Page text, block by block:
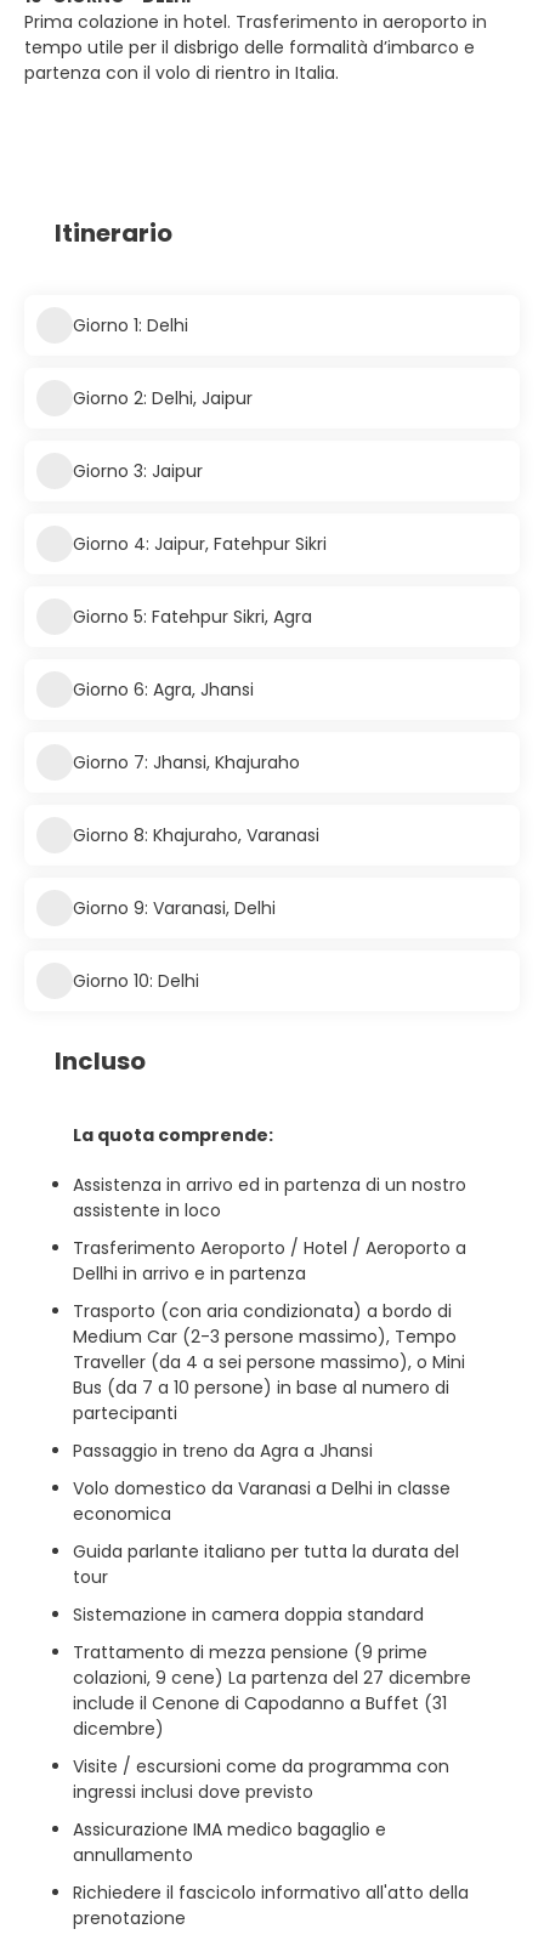
Prima colazione in hotel. Trasferimento in aeroporto in
tempo utile per il disbrigo delle formalità d’imbarco e
partenza con il volo di rientro in Italia.
Itinerario
Giorno 1: Delhi
Giorno 2: Delhi, Jaipur
Giorno 3: Jaipur
Giorno 4: Jaipur, Fatehpur Sikri
Giorno 5: Fatehpur Sikri, Agra
Giorno 6: Agra, Jhansi
Giorno 7: Jhansi, Khajuraho
Giorno 8: Khajuraho, Varanasi
Giorno 9: Varanasi, Delhi
Giorno 10: Delhi
Incluso
La quota comprende:
Assistenza in arrivo ed in partenza di un nostro
assistente in loco
Trasferimento Aeroporto / Hotel / Aeroporto a
Dellhi in arrivo e in partenza
Trasporto (con aria condizionata) a bordo di
Medium Car (2-3 persone massimo), Tempo
Traveller (da 4 a sei persone massimo), o Mini
Bus (da 7 a 10 persone) in base al numero di
partecipanti
Passaggio in treno da Agra a Jhansi
Volo domestico da Varanasi a Delhi in classe
economica
Guida parlante italiano per tutta la durata del
tour
Sistemazione in camera doppia standard
Trattamento di mezza pensione (9 prime
colazioni, 9 cene) La partenza del 27 dicembre
include il Cenone di Capodanno a Buffet (31
dicembre)
Visite / escursioni come da programma con
ingressi inclusi dove previsto
Assicurazione IMA medico bagaglio e
annullamento
Richiedere il fascicolo informativo all'atto della
prenotazione